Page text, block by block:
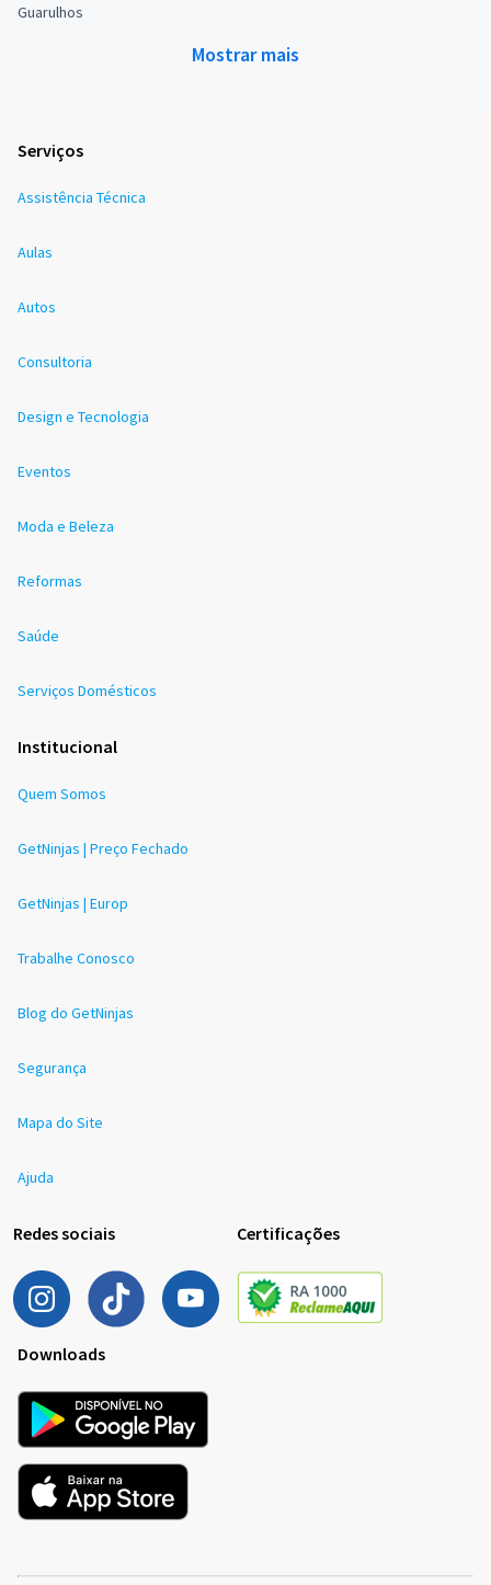
Guarulhos
Mostrar mais
Serviços
Assistência Técnica
Aulas
Autos
Consultoria
Design e Tecnologia
Eventos
Moda e Beleza
Reformas
Saúde
Serviços Domésticos
Institucional
Quem Somos
GetNinjas | Preço Fechado
GetNinjas | Europ
Trabalhe Conosco
Blog do GetNinjas
Segurança
Mapa do Site
Ajuda
Redes sociais Certificações
Downloads